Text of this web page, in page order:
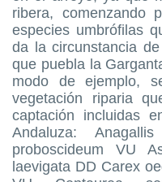
ribera,
especies umbrófilas
da la circunstancia
que puebla la
modo de ejemplo,
vegetación riparia
captación incluidas
Andaluza:
proboscideum VU
laevigata DD Carex